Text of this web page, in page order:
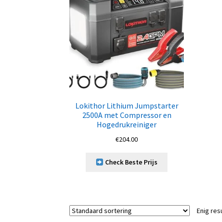
Lokithor Lithium Jumpstarter
2500A met Compressor en
Hogedrukreiniger
€204.00
Check Beste Prijs
Enig